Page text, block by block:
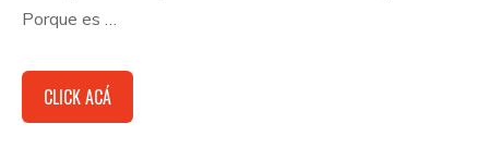
Porque es …
CLICK ACÁ